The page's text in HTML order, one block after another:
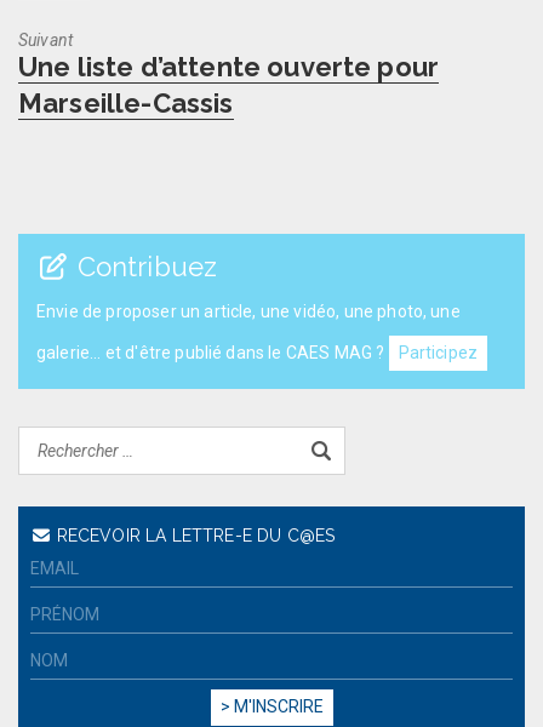
Suivant
Next
post:
Une liste d’attente ouverte pour
Marseille-Cassis
Contribuez
Envie de proposer un article, une vidéo, une photo, une
galerie... et d'être publié dans le CAES MAG ? Participez
RECEVOIR LA LETTRE-E DU C@ES